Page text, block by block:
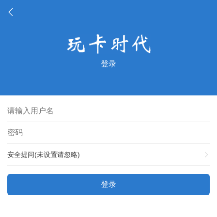
登录
安全提问(未设置请忽略)
登录